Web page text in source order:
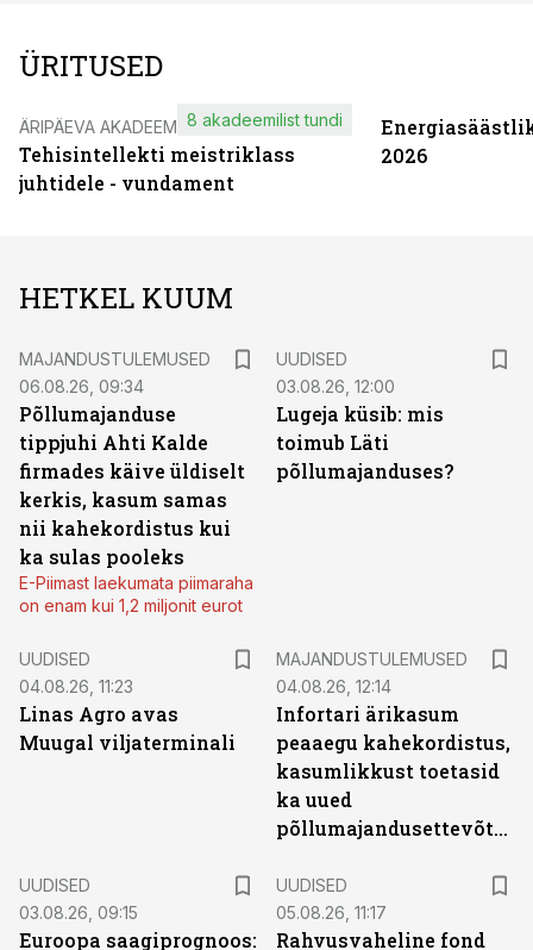
ÜRITUSED
ÄRIPÄEVA AKADEEMIA
Tehisintellekti meistriklass
juhtidele - vundament
8 akadeemilist tundi
2026
HETKEL KUUM
MAJANDUSTULEMUSED
06.08.26, 09:34
Põllumajanduse
tippjuhi Ahti Kalde
firmades käive üldiselt
kerkis, kasum samas
nii kahekordistus kui
ka sulas pooleks
E-Piimast laekumata piimaraha
on enam kui 1,2 miljonit eurot
UUDISED
03.08.26, 12:00
Lugeja küsib: mis
toimub Läti
põllumajanduses?
UUDISED
04.08.26, 11:23
Linas Agro avas
Muugal viljaterminali
MAJANDUSTULEMUSED
04.08.26, 12:14
Infortari ärikasum
peaaegu kahekordistus,
kasumlikkust toetasid
ka uued
põllumajandusettevõtted
UUDISED
03.08.26, 09:15
Euroopa saagiprognoos:
UUDISED
05.08.26, 11:17
Rahvusvaheline fond